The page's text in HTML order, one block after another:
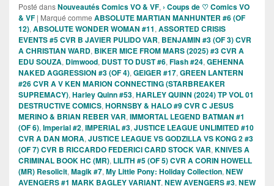
Posté dansNouveautés Comics VO & VF, › Coups de ♡ Comics VO
& VF | Marqué comme ABSOLUTE MARTIAN MANHUNTER #6 (OF
12), ABSOLUTE WONDER WOMAN #11, ASSORTED CRISIS
EVENTS #5 CVR B JAVIER PULIDO VAR, BENJAMIN #3 (OF 3) CVR
A CHRISTIAN WARD, BIKER MICE FROM MARS (2025) #3 CVR A
EDU SOUZA, Dimwood, DUST TO DUST #6, Flash #24, GEHENNA
NAKED AGGRESSION #3 (OF 4), GEIGER #17, GREEN LANTERN
#26 CVR A V KEN MARION CONNECTING (STARBREAKER
SUPREMACY), Harley Quinn #53, HARLEY QUINN (2024) TP VOL 01
DESTRUCTIVE COMICS, HORNSBY & HALO #9 CVR C JESUS
MERINO & BRIAN REBER VAR, IMMORTAL LEGEND BATMAN #1
(OF 6), Imperial #2, IMPERIAL #3, JUSTICE LEAGUE UNLIMITED #10
CVR A DAN MORA, JUSTICE LEAGUE VS GODZILLA VS KONG 2 #3
(OF 7) CVR B RICCARDO FEDERICI CARD STOCK VAR, KNIVES A
CRIMINAL BOOK HC (MR), LILITH #5 (OF 5) CVR A CORIN HOWELL
(MR) Resolicit, Magik #7, My Little Pony: Holiday Collection, NEW
AVENGERS #1 MARK BAGLEY VARIANT, NEW AVENGERS #3, NEW